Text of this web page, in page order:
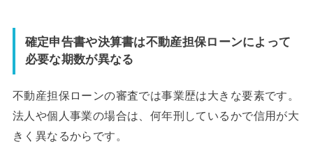
確定申告書や決算書は不動産担保ローンによって
必要な期数が異なる
不動産担保ローンの審査では事業歴は大きな要素です。
法人や個人事業の場合は、何年刑しているかで信用が大
きく異なるからです。